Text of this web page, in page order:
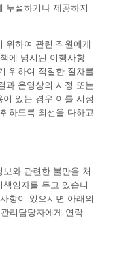
누설하거나 제공하지
위하여 관련 직원에게
에 명시된 이행사항
위하여 적절한 절차를
과 운영상의 시정 또는
있는 경우 이를 시정
하도록 최선을 다하고
와 관련한 불만을 처
임자를 두고 있습니
항이 있으시면 아래의
리담당자에게 연락